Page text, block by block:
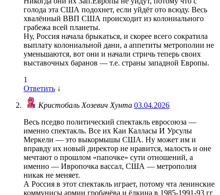
голода эта США подохнет, если уйдёт ото всюду. Весь
хвалённый ВВП США происходит из колониального
грабежа всей планеты.
Ну, Россия начала брыкаться, и скорее всего сократила
выплату колониальной дани, а аппетиты метрополии не
уменьшаются, вот они и начали стричь теперь своих
выставочных баранов — т.е. страны западной Европы.
1
Ответить ↓
Кристобаль Хозевич Хунта 03.04.2026
Весь пседво политический спектакль евросоюза —
именно спектакль. Все их Каи Калласы И Урсулы
Меркели — это выкормышы США. Ну может им и
вправду их новый директор не нравится, малость и оне
мечтают о прошлом «папочке» сути отношений, а
именно — Ивропочка вассал, США — метрополия
никак не меняет.
А Россия в этот спектакль играет, потому чта ленинские
коммунисы армии гробачёва и ёлкина в 1985-1991-93 гг